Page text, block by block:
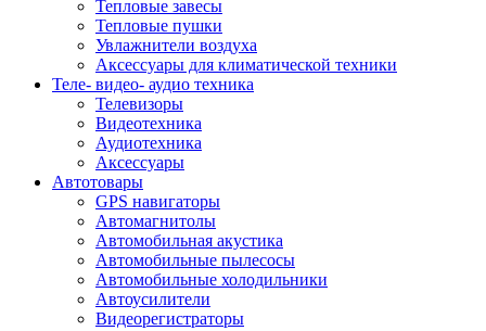
Тепловые завесы
Тепловые пушки
Увлажнители воздуха
Аксессуары для климатической техники
Теле- видео- аудио техника
Телевизоры
Видеотехника
Аудиотехника
Аксессуары
Автотовары
GPS навигаторы
Автомагнитолы
Автомобильная акустика
Автомобильные пылесосы
Автомобильные холодильники
Автоусилители
Видеорегистраторы